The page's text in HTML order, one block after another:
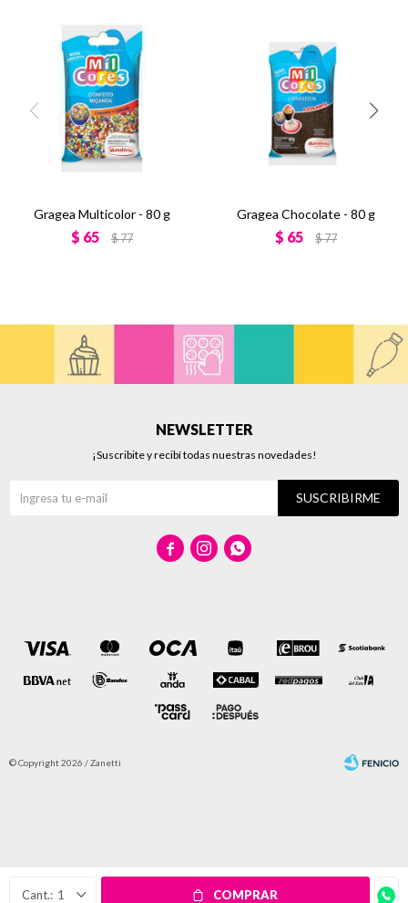
1 COMPRAR
Gragea Multicolor - 80 g
$ 65 $77
Gragea Chocolate - 80 g
$ 65 $77
NEWSLETTER
¡Suscribite y recibí todas nuestras novedades!
SUSCRIBIRME
  
© Copyright 2026 / Zanetti